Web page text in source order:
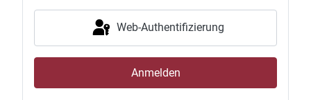
Web-Authentifizierung
Anmelden